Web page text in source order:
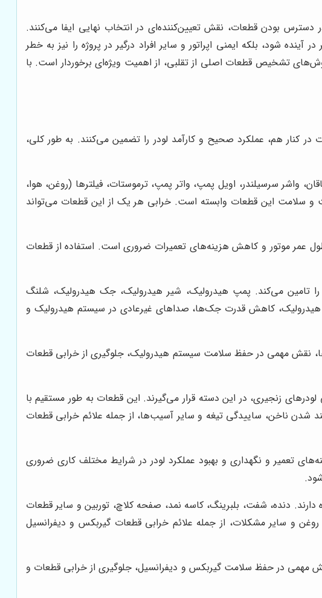
دسترس بودن قطعات، نقش تعیین‌کننده‌ای در انتخاب نهایی ایفا می‌کنند.
شود، بلکه ایمنی اپراتور و سایر افراد درگیر در پروژه را نیز به خطر
تشخیص قطعات اصلی از تقلبی، از اهمیت ویژه‌ای برخوردار است. با
کنار هم، عملکرد صحیح و کارآمد لودر را تضمین می‌کنند. به طور کلی،
واشر سرسیلندر، اویل پمپ، واتر پمپ، ترموستات، فیلترها (روغن، هوا،
و سلامت این قطعات وابسته است. خرابی هر یک از این قطعات می‌تواند
عمر موتور و کاهش هزینه‌های تعمیرات ضروری است. استفاده از قطعات
را تامین می‌کند. پمپ هیدرولیک، شیر هیدرولیک، جک هیدرولیک، شلنگ
کاهش قدرت جک‌ها، صداهای غیرعادی در سیستم هیدرولیک و
نقش مهمی در حفظ سلامت سیستم هیدرولیک، جلوگیری از خرابی قطعات
زنجیری، در این دسته قرار می‌گیرند. این قطعات به طور مستقیم با
ناخن، ساییدگی تیغه و سایر آسیب‌ها، از جمله علائم خرابی قطعات
تعمیر و نگهداری و بهبود عملکرد لودر در شرایط مختلف کاری ضروری
دارند. دنده، شفت، بلبرینگ، کاسه نمد، صفحه کلاچ، توربین و سایر قطعات
و سایر مشکلات، از جمله علائم خرابی قطعات گیربکس و دیفرانسیل
مهمی در حفظ سلامت گیربکس و دیفرانسیل، جلوگیری از خرابی قطعات و